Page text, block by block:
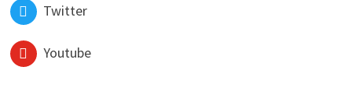
Twitter
Youtube